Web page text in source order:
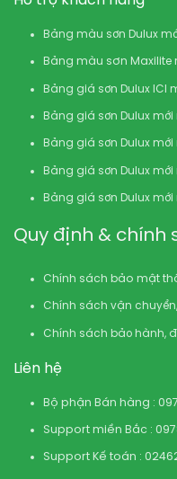
Bảng màu sơn Dulux
Bảng màu sơn Maxilite
Bảng giá sơn Dulux ICI
Bảng giá sơn Dulux mới
Bảng giá sơn Dulux mới
Bảng giá sơn Dulux mới
Bảng giá sơn Dulux mới
Quy định & chính
Chính sách bảo mật
Chính sách vận
Chính sách bảo hành,
Liên hệ
Bộ phận Bán hàng :
Support miền Bắc :
Support Kế toán :